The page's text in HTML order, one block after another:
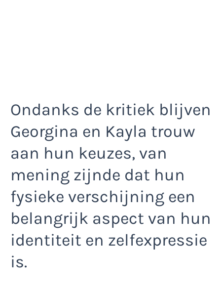
Ondanks de kritiek blijven
Georgina en Kayla trouw
aan hun keuzes, van
mening zijnde dat hun
fysieke verschijning een
belangrijk aspect van hun
identiteit en zelfexpressie
is.